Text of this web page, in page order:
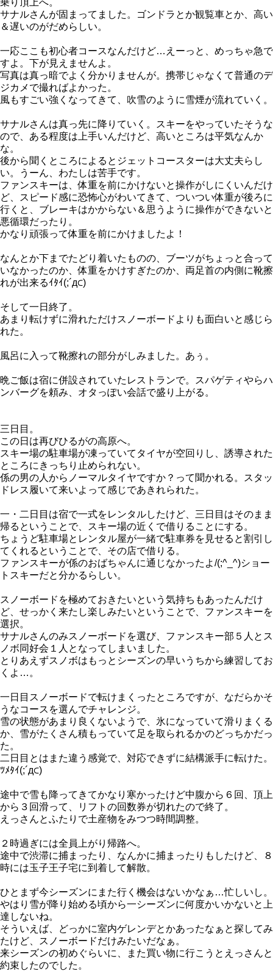
乗り頂上へ。
サナルさんが固まってました。ゴンドラとか観覧車とか、高い
＆遅いのがだめらしい。
一応ここも初心者コースなんだけど…えーっと、めっちゃ急で
すよ。下が見えませんよ。
写真は真っ暗でよく分かりませんが。携帯じゃなくて普通のデ
ジカメで撮ればよかった。
風もすごい強くなってきて、吹雪のように雪煙が流れていく。
サナルさんは真っ先に降りていく。スキーをやっていたそうな
ので、ある程度は上手いんだけど、高いところは平気なんか
な。
後から聞くところによるとジェットコースターは大丈夫らし
い。うーん、わたしは苦手です。
ファンスキーは、体重を前にかけないと操作がしにくいんだけ
ど、スピード感に恐怖心がわいてきて、ついつい体重が後ろに
行くと、ブレーキはかからない＆思うように操作ができないと
悪循環だったり。
かなり頑張って体重を前にかけましたよ！
なんとか下までたどり着いたものの、ブーツがちょっと合って
いなかったのか、体重をかけすぎたのか、両足首の内側に靴擦
れが出来るｲﾀｲ(;´д⊂)
そして一日終了。
あまり転けずに滑れただけスノーボードよりも面白いと感じら
れた。
風呂に入って靴擦れの部分がしみました。あぅ。
晩ご飯は宿に併設されていたレストランで。スパゲティやらハ
ンバーグを頼み、オタっぽい会話で盛り上がる。
三日目。
この日は再びひるがの高原へ。
スキー場の駐車場が凍っていてタイヤが空回りし、誘導された
ところにきっちり止められない。
係の男の人からノーマルタイヤですか？って聞かれる。スタッ
ドレス履いて来いよって感じであきれられた。
一・二日目は宿で一式をレンタルしたけど、三日目はそのまま
帰るということで、スキー場の近くで借りることにする。
ちょうど駐車場とレンタル屋が一緒で駐車券を見せると割引し
てくれるということで、その店で借りる。
ファンスキーが係のおばちゃんに通じなかったよ/(;^_^)ショー
トスキーだと分かるらしい。
スノーボードを極めておきたいという気持ちもあったんだけ
ど、せっかく来たし楽しみたいということで、ファンスキーを
選択。
サナルさんのみスノーボードを選び、ファンスキー部５人とス
ノボ同好会１人となってしまいました。
とりあえずスノボはもっとシーズンの早いうちから練習してお
くよ…。
一日目スノーボードで転けまくったところですが、なだらかそ
うなコースを選んでチャレンジ。
雪の状態があまり良くないようで、氷になっていて滑りまくる
か、雪がたくさん積もっていて足を取られるかのどっちかだっ
た。
二日目とはまた違う感覚で、対応できずに結構派手に転けた。
ﾂﾒﾀｲ(;´д⊂)
途中で雪も降ってきてかなり寒かったけど中腹から６回、頂上
から３回滑って、リフトの回数券が切れたので終了。
えっさんとふたりで土産物をみつつ時間調整。
２時過ぎには全員上がり帰路へ。
途中で渋滞に捕まったり、なんかに捕まったりもしたけど、８
時には玉子王子宅に到着して解散。
ひとまず今シーズンにまた行く機会はないかなぁ…忙しいし。
やはり雪が降り始める頃から一シーズンに何度かいかないと上
達しないね。
そういえば、どっかに室内ゲレンデとかあったなぁと探してみ
たけど、スノーボードだけみたいだなぁ。
来シーズンの初めぐらいに、また買い物に行こうとえっさんと
約束したのでした。